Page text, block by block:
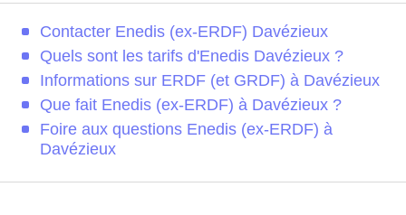
Contacter Enedis (ex-ERDF) Davézieux
Quels sont les tarifs d'Enedis Davézieux ?
Informations sur ERDF (et GRDF) à Davézieux
Que fait Enedis (ex-ERDF) à Davézieux ?
Foire aux questions Enedis (ex-ERDF) à
Davézieux